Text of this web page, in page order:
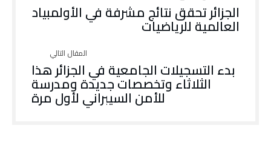
الجزائر تحقق نتائج مشرفة في الأولمبياد
العالمية للرياضيات
بدء التسجيلات الجامعية في الجزائر هذا
الثلاثاء وتخصصات جديدة ومدرسة
للأمن السيبراني لأول مرة